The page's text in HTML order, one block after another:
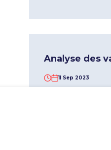
Analyse des
11 Sep 2023